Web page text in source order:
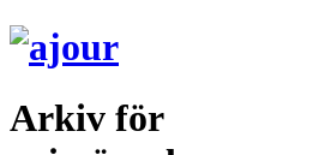
Arkiv för